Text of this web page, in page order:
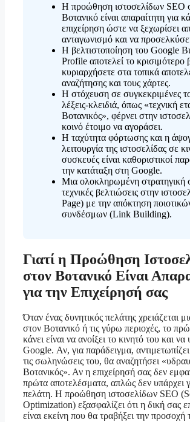
Η προώθηση ιστοσελίδων SEO
Βοτανικό είναι απαραίτητη για
επιχείρηση ώστε να ξεχωρίσει
ανταγωνισμό και να
Η βελτιστοποίηση του Google
Profile αποτελεί το κρισιμότερο
κυριαρχήσετε στα τοπικά
αναζήτησης και τους χάρτες.
Η στόχευση σε συγκεκριμένες
λέξεις-κλειδιά, όπως «τεχνική
Βοτανικός», φέρνει στην
κοινό έτοιμο να αγοράσει.
Η ταχύτητα φόρτωσης και η
λειτουργία της ιστοσελίδας σε
συσκευές είναι καθοριστικοί
την κατάταξη στη Google.
Μια ολοκληρωμένη στρατηγική
τεχνικές βελτιώσεις στην
Page) με την απόκτηση
συνδέσμων (Link Building).
Γιατί η Προώθηση
στον Βοτανικό Είναι
για την Επιχείρησή σας
Όταν ένας δυνητικός πελάτης χρειάζεται
στον Βοτανικό ή τις γύρω περιοχές, το
κάνει είναι να ανοίξει το κινητό του και
Google. Αν, για παράδειγμα,
τις σωληνώσεις του, θα αναζητήσει
Βοτανικός». Αν η επιχείρησή σας δεν
πρώτα αποτελέσματα, απλώς δεν υπάρχει
πελάτη. Η προώθηση ιστοσελίδων SEO
Optimization) εξασφαλίζει ότι η δική σας
είναι εκείνη που θα τραβήξει την προσοχή